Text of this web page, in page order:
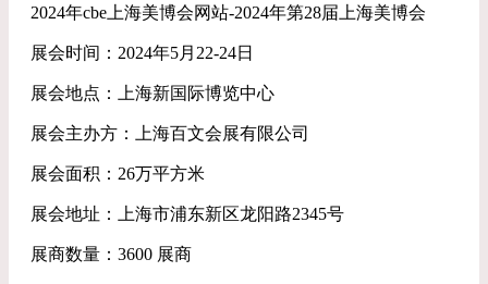
2024年cbe上海美博会网站-2024年第28届上海美博会
展会时间：2024年5月22-24日
展会地点：上海新国际博览中心
展会主办方：上海百文会展有限公司
展会面积：26万平方米
展会地址：上海市浦东新区龙阳路2345号
展商数量：3600 展商